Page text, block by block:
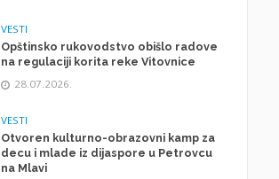
VESTI
Opštinsko rukovodstvo obišlo radove
na regulaciji korita reke Vitovnice
28.07.2026.
VESTI
Otvoren kulturno-obrazovni kamp za
decu i mlade iz dijaspore u Petrovcu
na Mlavi